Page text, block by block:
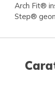
Arch Fit®
Step®